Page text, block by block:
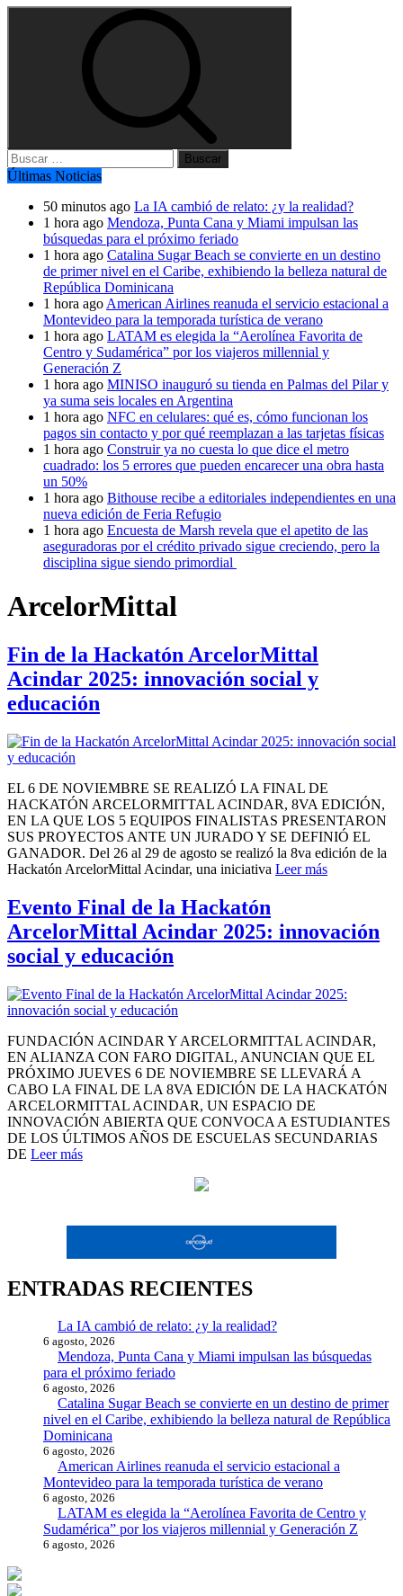
Buscar:
Últimas Noticias
50 minutos ago La IA cambió de relato: ¿y la realidad?
1 hora ago Mendoza, Punta Cana y Miami impulsan las
búsquedas para el próximo feriado
1 hora ago Catalina Sugar Beach se convierte en un destino
de primer nivel en el Caribe, exhibiendo la belleza natural de
República Dominicana
1 hora ago American Airlines reanuda el servicio estacional a
Montevideo para la temporada turística de verano
1 hora ago LATAM es elegida la “Aerolínea Favorita de
Centro y Sudamérica” por los viajeros millennial y
Generación Z
1 hora ago MINISO inauguró su tienda en Palmas del Pilar y
ya suma seis locales en Argentina
1 hora ago NFC en celulares: qué es, cómo funcionan los
pagos sin contacto y por qué reemplazan a las tarjetas físicas
1 hora ago Construir ya no cuesta lo que dice el metro
cuadrado: los 5 errores que pueden encarecer una obra hasta
un 50%
1 hora ago Bithouse recibe a editoriales independientes en una
nueva edición de Feria Refugio
1 hora ago Encuesta de Marsh revela que el apetito de las
aseguradoras por el crédito privado sigue creciendo, pero la
disciplina sigue siendo primordial
ArcelorMittal
Fin de la Hackatón ArcelorMittal
Acindar 2025: innovación social y
educación
EL 6 DE NOVIEMBRE SE REALIZÓ LA FINAL DE
HACKATÓN ARCELORMITTAL ACINDAR, 8VA EDICIÓN,
EN LA QUE LOS 5 EQUIPOS FINALISTAS PRESENTARON
SUS PROYECTOS ANTE UN JURADO Y SE DEFINIÓ EL
GANADOR. Del 26 al 29 de agosto se realizó la 8va edición de la
Hackatón ArcelorMittal Acindar, una iniciativa Leer más
Evento Final de la Hackatón
ArcelorMittal Acindar 2025: innovación
social y educación
FUNDACIÓN ACINDAR Y ARCELORMITTAL ACINDAR,
EN ALIANZA CON FARO DIGITAL, ANUNCIAN QUE EL
PRÓXIMO JUEVES 6 DE NOVIEMBRE SE LLEVARÁ A
CABO LA FINAL DE LA 8VA EDICIÓN DE LA HACKATÓN
ARCELORMITTAL ACINDAR, UN ESPACIO DE
INNOVACIÓN ABIERTA QUE CONVOCA A ESTUDIANTES
DE LOS ÚLTIMOS AÑOS DE ESCUELAS SECUNDARIAS
DE Leer más
ENTRADAS RECIENTES
La IA cambió de relato: ¿y la realidad?
6 agosto, 2026
Mendoza, Punta Cana y Miami impulsan las búsquedas
para el próximo feriado
6 agosto, 2026
Catalina Sugar Beach se convierte en un destino de primer
nivel en el Caribe, exhibiendo la belleza natural de República
Dominicana
6 agosto, 2026
American Airlines reanuda el servicio estacional a
Montevideo para la temporada turística de verano
6 agosto, 2026
LATAM es elegida la “Aerolínea Favorita de Centro y
Sudamérica” por los viajeros millennial y Generación Z
6 agosto, 2026